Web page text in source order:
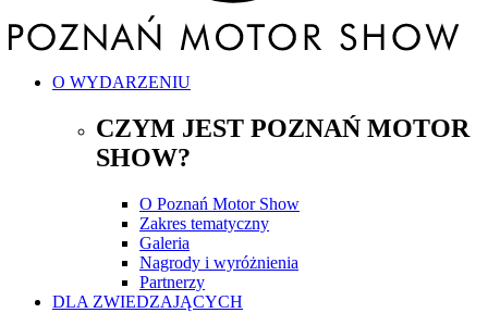
O WYDARZENIU
CZYM JEST POZNAŃ MOTOR
SHOW?
O Poznań Motor Show
Zakres tematyczny
Galeria
Nagrody i wyróżnienia
Partnerzy
DLA ZWIEDZAJĄCYCH